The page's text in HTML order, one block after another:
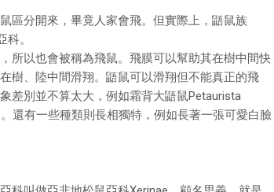
區分開來，畢竟人家會飛。但實際上，鼯鼠族
。
所以也會被稱為飛鼠。飛膜可以幫助其在樹中間快
樹、陸中間滑翔。鼯鼠可以滑翔但不能真正的飛
差別並不算太大，例如霜背大鼯鼠Petaurista
還有一些種類則長相獨特，例如長著一張可愛白臉